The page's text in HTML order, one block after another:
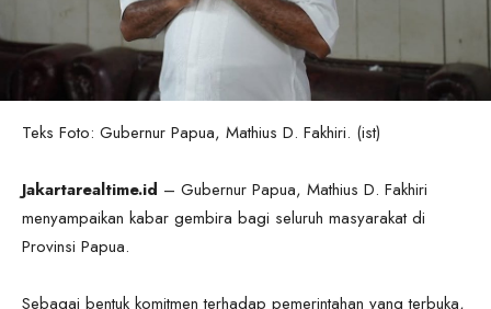
Teks Foto: Gubernur Papua, Mathius D. Fakhiri. (ist)
Jakartarealtime.id – Gubernur Papua, Mathius D. Fakhiri
menyampaikan kabar gembira bagi seluruh masyarakat di
Provinsi Papua.
Sebagai bentuk komitmen terhadap pemerintahan yang terbuka,